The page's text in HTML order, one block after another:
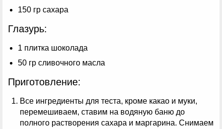
150 гр сахара
Глазурь:
1 плитка шоколада
50 гр сливочного масла
Приготовление:
Все ингредиенты для теста, кроме какао и муки,
перемешиваем, ставим на водяную баню до
полного растворения сахара и маргарина. Снимаем